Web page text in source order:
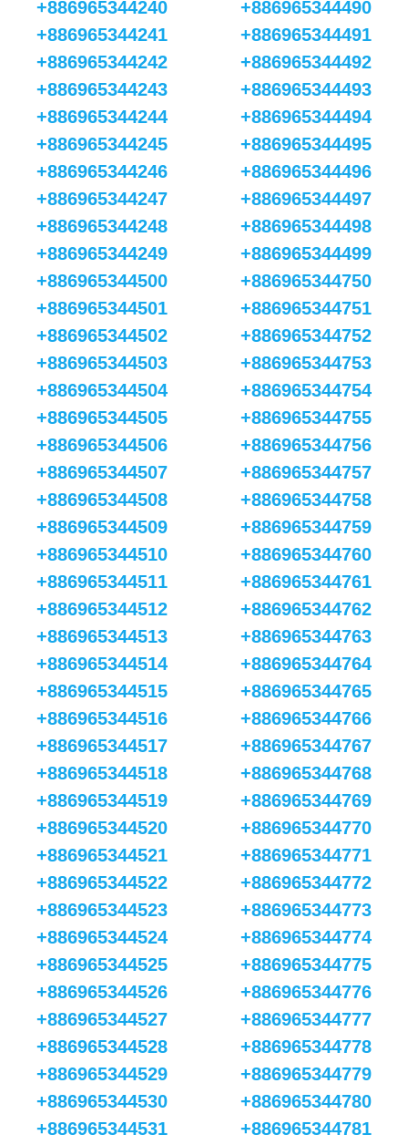
+886965344240
+886965344241
+886965344242
+886965344243
+886965344244
+886965344245
+886965344246
+886965344247
+886965344248
+886965344249
+886965344490
+886965344491
+886965344492
+886965344493
+886965344494
+886965344495
+886965344496
+886965344497
+886965344498
+886965344499
+886965344500
+886965344501
+886965344502
+886965344503
+886965344504
+886965344505
+886965344506
+886965344507
+886965344508
+886965344509
+886965344510
+886965344511
+886965344512
+886965344513
+886965344514
+886965344515
+886965344516
+886965344517
+886965344518
+886965344519
+886965344520
+886965344521
+886965344522
+886965344523
+886965344524
+886965344525
+886965344526
+886965344527
+886965344528
+886965344529
+886965344530
+886965344531
+886965344750
+886965344751
+886965344752
+886965344753
+886965344754
+886965344755
+886965344756
+886965344757
+886965344758
+886965344759
+886965344760
+886965344761
+886965344762
+886965344763
+886965344764
+886965344765
+886965344766
+886965344767
+886965344768
+886965344769
+886965344770
+886965344771
+886965344772
+886965344773
+886965344774
+886965344775
+886965344776
+886965344777
+886965344778
+886965344779
+886965344780
+886965344781